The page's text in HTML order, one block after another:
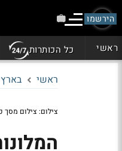
הירשמו
ראשי כל הכותרות
ראשי בארץ
צילום: צילום מסך